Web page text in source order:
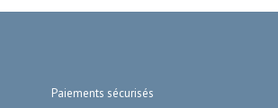
Paiements sécurisés